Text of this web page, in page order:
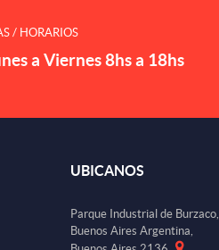
/ HORARIOS
a Viernes 8hs a 18hs
UBICANOS
Parque Industrial de Burzaco,
Buenos Aires Argentina,